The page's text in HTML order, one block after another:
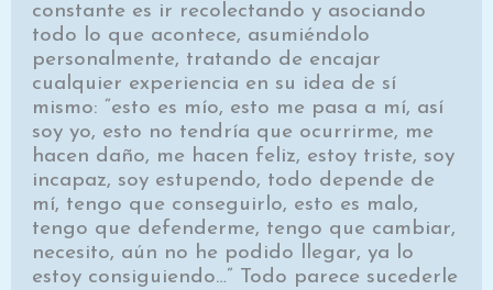
constante es ir recolectando y asociando
todo lo que acontece, asumiéndolo
personalmente, tratando de encajar
cualquier experiencia en su idea de sí
mismo: “esto es mío, esto me pasa a mí, así
soy yo, esto no tendría que ocurrirme, me
hacen daño, me hacen feliz, estoy triste, soy
incapaz, soy estupendo, todo depende de
mí, tengo que conseguirlo, esto es malo,
tengo que defenderme, tengo que cambiar,
necesito, aún no he podido llegar, ya lo
estoy consiguiendo…” Todo parece sucederle